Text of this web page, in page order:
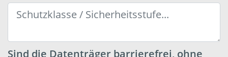
Sind die Datenträger barrierefrei, ohne